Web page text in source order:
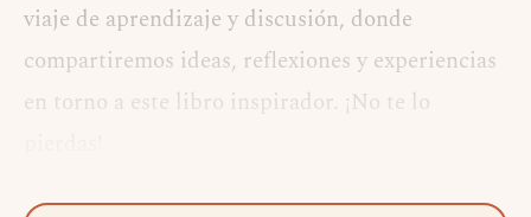
viaje de aprendizaje y discusión, donde
compartiremos ideas, reflexiones y experiencias
en torno a este libro inspirador. ¡No te lo